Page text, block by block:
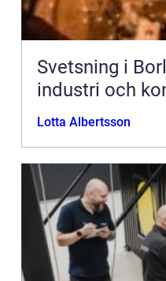
Svetsning i
industri och
Lotta Albertsson